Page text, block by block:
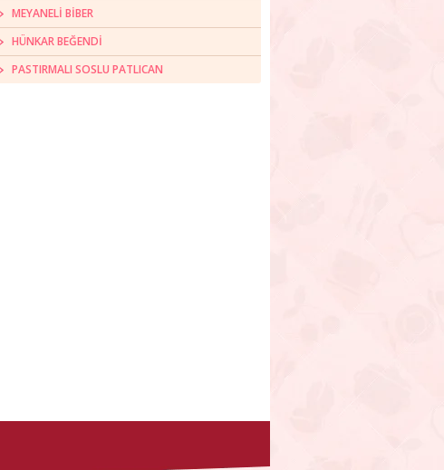
MEYANELİ BİBER
HÜNKAR BEĞENDİ
PASTIRMALI SOSLU PATLICAN